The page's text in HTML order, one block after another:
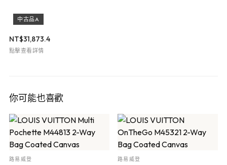
中古品A
NT$31,873.4
點擊查看詳情
你可能也喜歡
路易威登 路易威登